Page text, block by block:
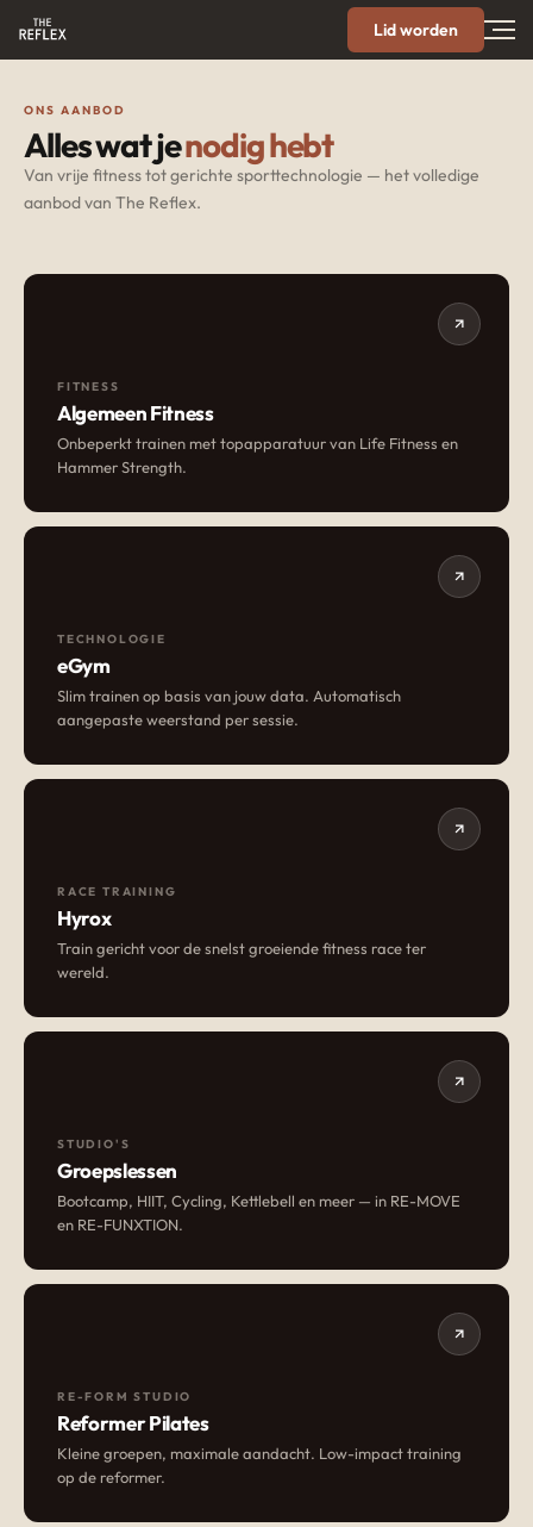
Lid worden
ONS AANBOD
Alles wat jenodig hebt
Van vrije fitness tot gerichte sporttechnologie — het volledige
aanbod van The Reflex.
FITNESS
Algemeen Fitness
Onbeperkt trainen met topapparatuur van Life Fitness en
Hammer Strength.
TECHNOLOGIE
eGym
Slim trainen op basis van jouw data. Automatisch
aangepaste weerstand per sessie.
RACE TRAINING
Hyrox
Train gericht voor de snelst groeiende fitness race ter
wereld.
STUDIO'S
Groepslessen
Bootcamp, HIIT, Cycling, Kettlebell en meer — in RE-MOVE
en RE-FUNXTION.
RE-FORM STUDIO
Reformer Pilates
Kleine groepen, maximale aandacht. Low-impact training
op de reformer.